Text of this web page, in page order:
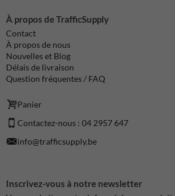
À propos de TrafficSupply
Contact
À propos de nous
Nouvelles et Blog
Délais de livraison
Question fréquentes / FAQ
Panier
Contactez-nous : 04 2957 647
info@trafficsupply.be
Inscrivez-vous à notre newsletter